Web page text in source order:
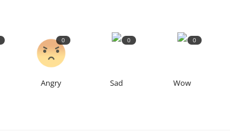
0
Angry
0
Sad
0
Wow